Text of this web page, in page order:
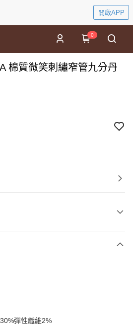
開啟APP
0
棉質微笑刺繡窄管九分丹
台北富邦商業銀行
彈性纖維2%